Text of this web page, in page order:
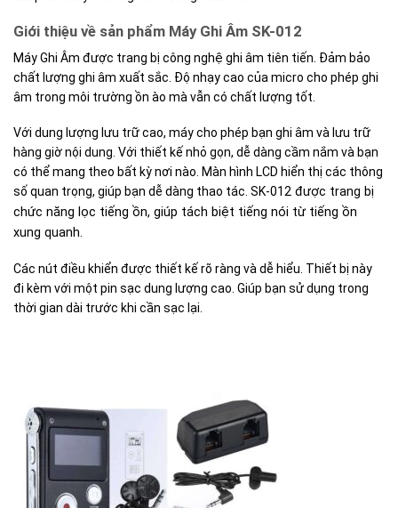
Giới thiệu về sản phẩm Máy Ghi Âm SK-012
Máy Ghi Âm được trang bị công nghệ ghi âm tiên tiến. Đảm bảo
chất lượng ghi âm xuất sắc. Độ nhạy cao của micro cho phép ghi
âm trong môi trường ồn ào mà vẫn có chất lượng tốt.
Với dung lượng lưu trữ cao, máy cho phép bạn ghi âm và lưu trữ
hàng giờ nội dung. Với thiết kế nhỏ gọn, dễ dàng cầm nắm và bạn
có thể mang theo bất kỳ nơi nào. Màn hình LCD hiển thị các thông
số quan trọng, giúp bạn dễ dàng thao tác. SK-012 được trang bị
chức năng lọc tiếng ồn, giúp tách biệt tiếng nói từ tiếng ồn
xung quanh.
Các nút điều khiển được thiết kế rõ ràng và dễ hiểu. Thiết bị này
đi kèm với một pin sạc dung lượng cao. Giúp bạn sử dụng trong
thời gian dài trước khi cần sạc lại.